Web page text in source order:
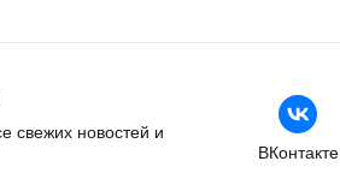
свежих новостей и
ВКонтакте